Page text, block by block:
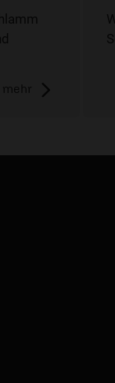
mehr